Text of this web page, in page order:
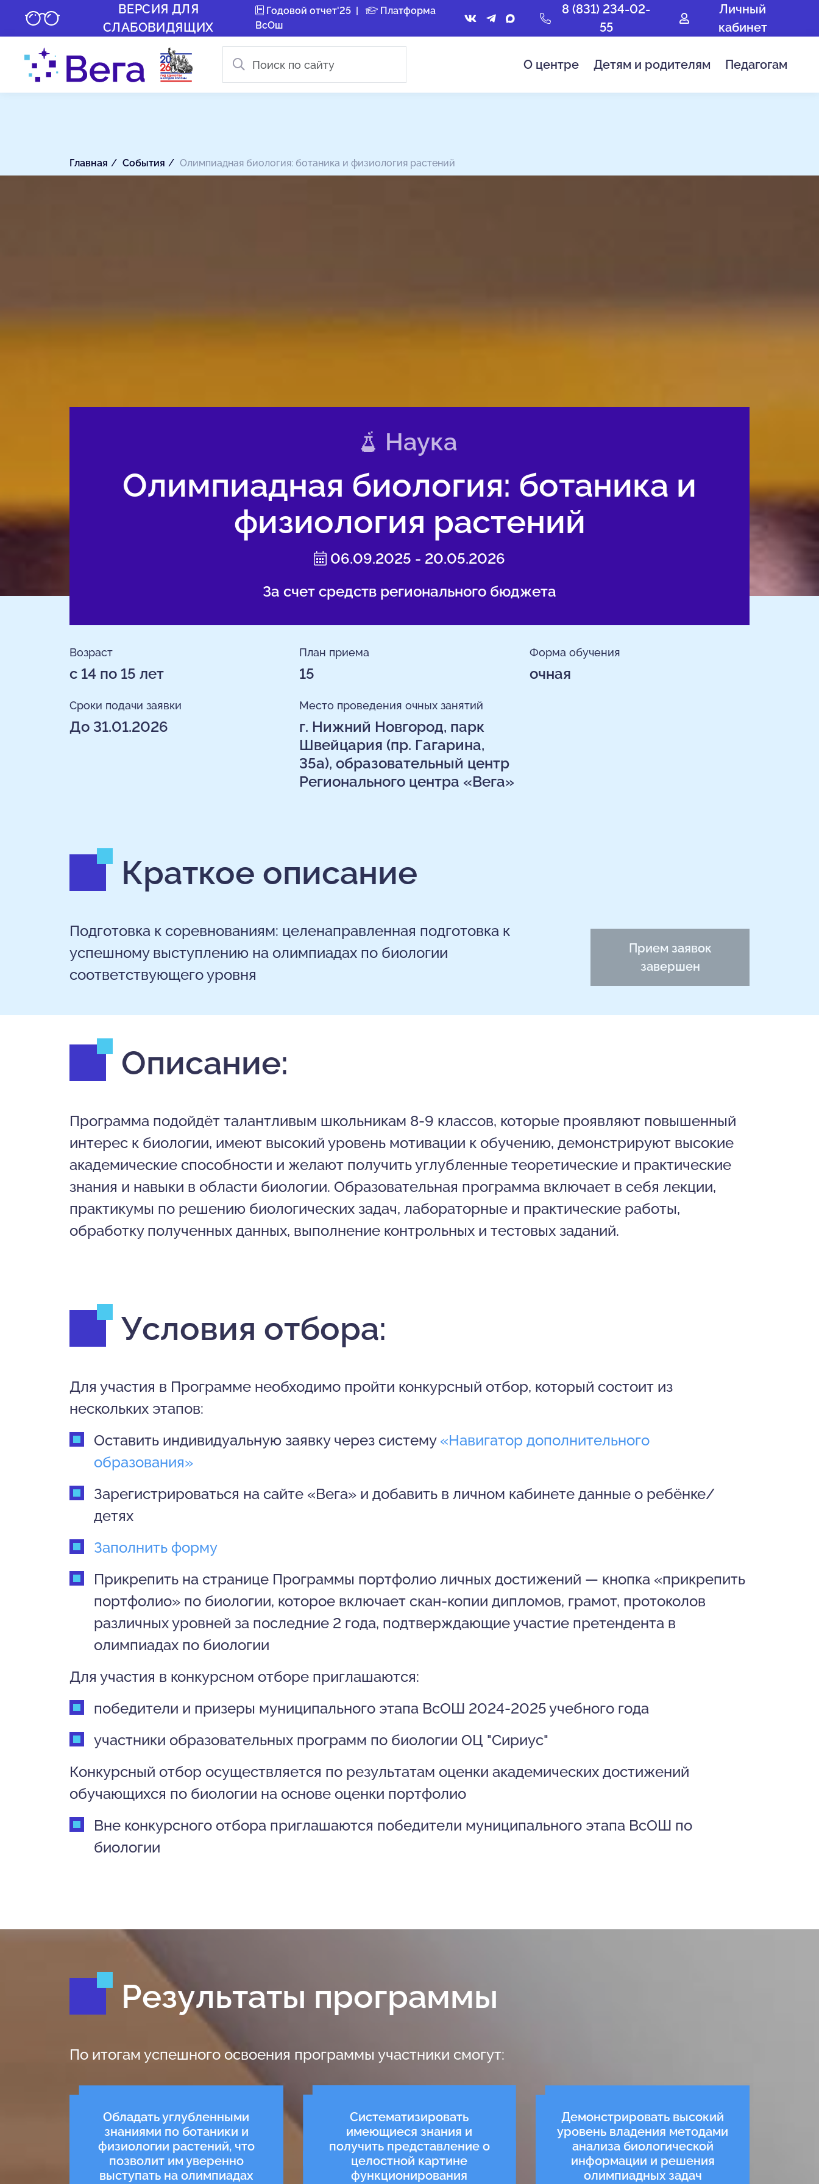
ВЕРСИЯ ДЛЯ
СЛАБОВИДЯЩИХ
Годовой отчет'25|
Платформа
ВсОш
8 (831) 234-02-
55
Личный
кабинет
О центре Детям и родителям Педагогам
Главная События Олимпиадная биология: ботаника и физиология растений
Наука
Олимпиадная биология: ботаника и
физиология растений
06.09.2025 - 20.05.2026
За счет средств регионального бюджета
Возраст
с 14 по 15 лет
План приема
15
Форма обучения
очная
Сроки подачи заявки
До 31.01.2026
Место проведения очных занятий
г. Нижний Новгород, парк
Швейцария (пр. Гагарина,
35а), образовательный центр
Регионального центра «Вега»
Краткое описание
Подготовка к соревнованиям: целенаправленная подготовка к
успешному выступлению на олимпиадах по биологии
соответствующего уровня
Прием заявок
завершен
Описание:
Программа подойдёт талантливым школьникам 8-9 классов, которые проявляют повышенный
интерес к биологии, имеют высокий уровень мотивации к обучению, демонстрируют высокие
академические способности и желают получить углубленные теоретические и практические
знания и навыки в области биологии. Образовательная программа включает в себя лекции,
практикумы по решению биологических задач, лабораторные и практические работы,
обработку полученных данных, выполнение контрольных и тестовых заданий.
Условия отбора:
Для участия в Программе необходимо пройти конкурсный отбор, который состоит из
нескольких этапов:
Оставить индивидуальную заявку через систему «Навигатор дополнительного
образования»
Зарегистрироваться на сайте «Вега» и добавить в личном кабинете данные о ребёнке/
детях
Заполнить форму
Прикрепить на странице Программы портфолио личных достижений — кнопка «прикрепить
портфолио» по биологии, которое включает скан-копии дипломов, грамот, протоколов
различных уровней за последние 2 года, подтверждающие участие претендента в
олимпиадах по биологии
Для участия в конкурсном отборе приглашаются:
победители и призеры муниципального этапа ВсОШ 2024-2025 учебного года
участники образовательных программ по биологии ОЦ "Сириус"
Конкурсный отбор осуществляется по результатам оценки академических достижений
обучающихся по биологии на основе оценки портфолио
Вне конкурсного отбора приглашаются победители муниципального этапа ВсОШ по
биологии
Результаты программы
По итогам успешного освоения программы участники смогут:
Обладать углубленными
знаниями по ботаники и
физиологии растений, что
позволит им уверенно
выступать на олимпиадах
Систематизировать
имеющиеся знания и
получить представление о
целостной картине
функционирования
Демонстрировать высокий
уровень владения методами
анализа биологической
информации и решения
олимпиадных задач